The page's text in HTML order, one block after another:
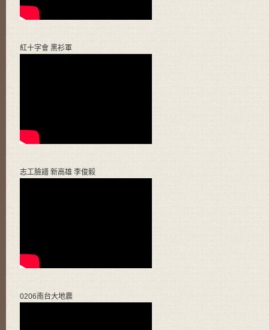
紅十字會 黑衫軍
志工臉譜 新高雄 李俊毅
0206南台大地震